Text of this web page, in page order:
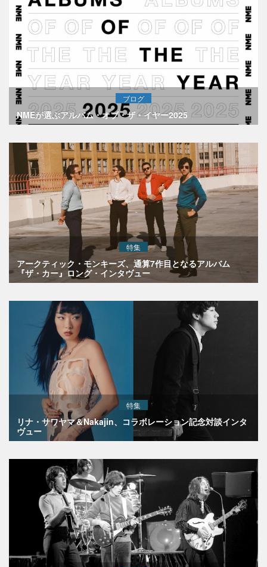
ブログ
NMEが選ぶアルバム・オブ・ザ・イヤー2025
特集
アークティック・モンキーズ、通算7作目となるアルバム
『ザ・カー』ロング・インタヴュー
特集
リナ・サワヤマ＆Nakajin、コラボレーション記念対談インタ
ヴュー